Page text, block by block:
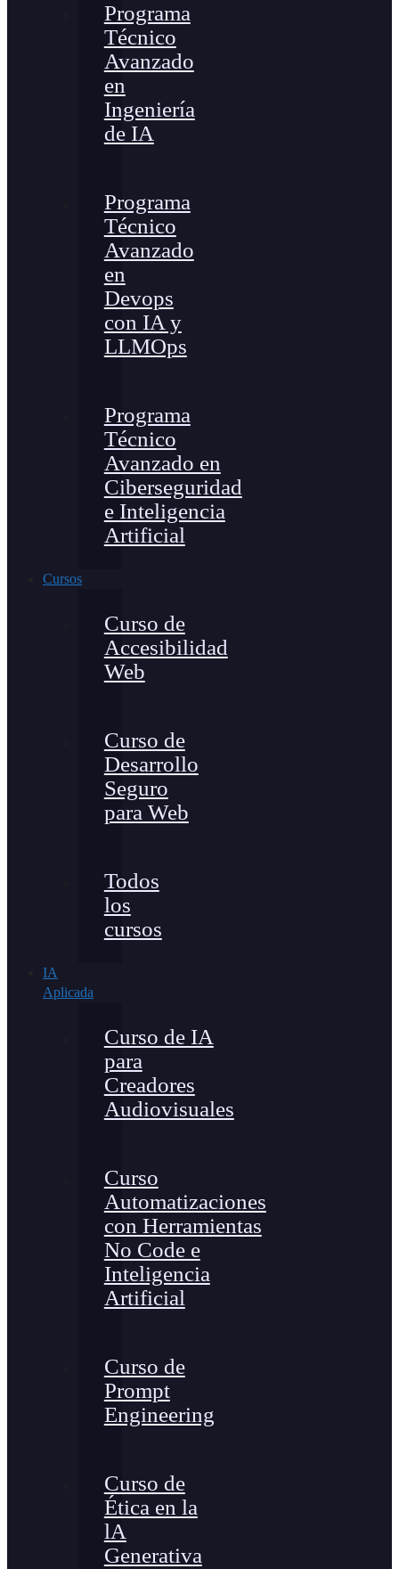
Programa
Técnico
Avanzado
en
Ingeniería
de IA
Programa
Técnico
Avanzado
en
Devops
con IA y
LLMOps
Programa
Técnico
Avanzado en
Ciberseguridad
e Inteligencia
Artificial
Cursos
Curso de
Accesibilidad
Web
Curso de
Desarrollo
Seguro
para Web
Todos
los
cursos
IA
Aplicada
Curso de IA
para
Creadores
Audiovisuales
Curso
Automatizaciones
con Herramientas
No Code e
Inteligencia
Artificial
Curso de
Prompt
Engineering
Curso de
Ética en la
lA
Generativa